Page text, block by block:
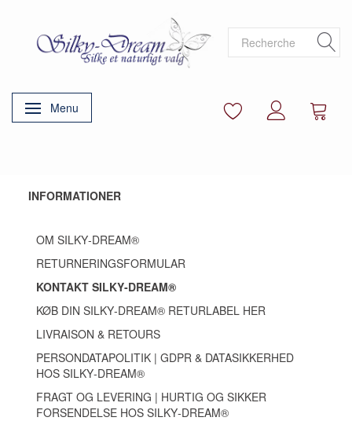
Basculer la navigation
Menu
INFORMATIONER
OM SILKY‑DREAM®
RETURNERINGSFORMULAR
KONTAKT SILKY‑DREAM®
KØB DIN SILKY‑DREAM® RETURLABEL HER
LIVRAISON & RETOURS
PERSONDATAPOLITIK | GDPR & DATASIKKERHED
HOS SILKY‑DREAM®
FRAGT OG LEVERING | HURTIG OG SIKKER
FORSENDELSE HOS SILKY‑DREAM®